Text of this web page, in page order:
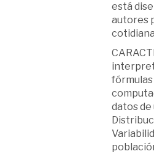
está
autores
datos de